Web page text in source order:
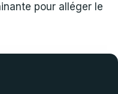
pour alléger le